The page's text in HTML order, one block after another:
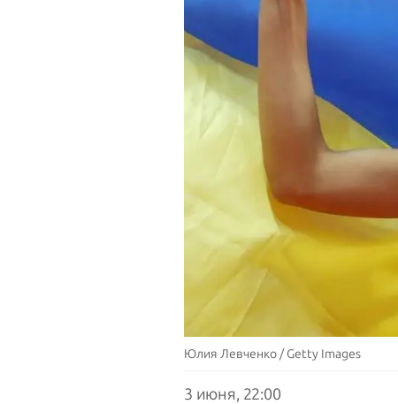
Юлия Левченко / Getty Images
3 июня, 22:00